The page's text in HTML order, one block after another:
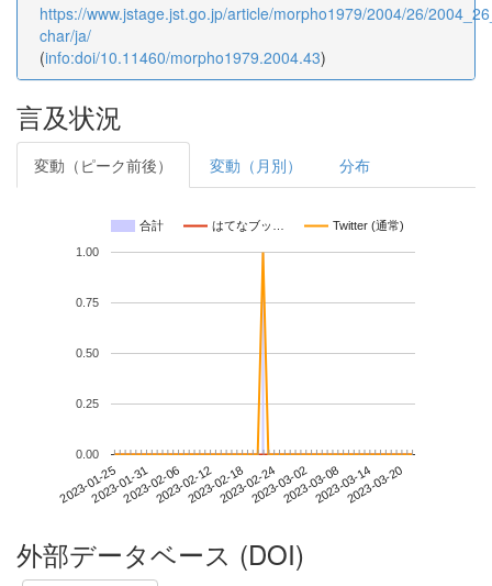
https://www.jstage.jst.go.jp/article/morpho1979/2004/26/
char/ja/
(info:doi/10.11460/morpho1979.2004.43)
言及状況
変動（ピーク前後） 変動（月別） 分布
合計 はてなブッ… Twitter (通常)
2023-01-252023-01-312023-02-062023-02-122023-02-182023-02-242023-03-022023-03-082023-03-142023-03-20
0.00
0.25
0.50
0.75
1.00
外部データベース (DOI)